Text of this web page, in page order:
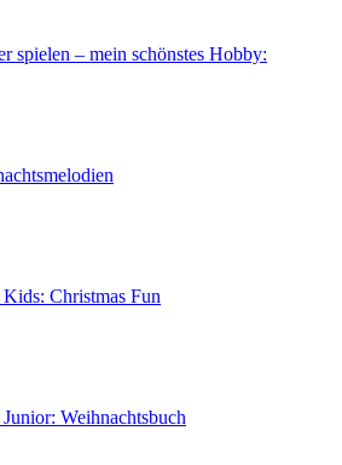
spielen – mein schönstes Hobby:
Kids: Christmas Fun
Weihnachtsbuch